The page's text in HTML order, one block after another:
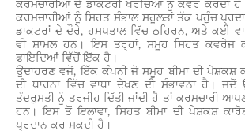
ਕਰਮਚਾਰੀਆਂ ਦੇ ਡਾਕਟਰੀ ਖਰਚਿਆਂ ਨੂੰ ਕਵਰ ਕਰਦਾ
ਕਰਮਚਾਰੀਆਂ ਨੂੰ ਸਿਹਤ ਸੰਭਾਲ ਸਹੂਲਤਾਂ ਤੱਕ ਪਹੁੰਚ
ਡਾਕਟਰਾਂ ਦੇ ਦੌਰੇ, ਹਸਪਤਾਲ ਵਿੱਚ ਠਹਿਰਨ, ਅਤੇ ਕਈ
ਵੀ ਸ਼ਾਮਲ ਹਨ। ਇਸ ਤਰ੍ਹਾਂ, ਸਮੂਹ ਸਿਹਤ ਕਵਰੇਜ
ਫਾਇਦਿਆਂ ਵਿੱਚੋਂ ਇੱਕ ਹੈ।
ਉਦਾਹਰਣ ਵਜੋਂ, ਇੱਕ ਕੰਪਨੀ ਜੋ ਸਮੂਹ ਬੀਮਾ ਦੀ ਪੇਸ਼ਕਸ਼
ਦੀ ਧਾਰਨਾ ਵਿੱਚ ਵਾਧਾ ਦੇਖਣ ਦੀ ਸੰਭਾਵਨਾ ਹੈ।
ਤੰਦਰੁਸਤੀ ਨੂੰ ਤਰਜੀਹ ਦਿੱਤੀ ਜਾਂਦੀ ਹੈ ਤਾਂ ਕਰਮਚਾਰੀ
ਹਨ। ਇਸ ਤੋਂ ਇਲਾਵਾ, ਸਿਹਤ ਬੀਮਾ ਦੀ ਪੇਸ਼ਕਸ਼
ਪ੍ਰਦਾਨ ਕਰ ਸਕਦੀ ਹੈ।